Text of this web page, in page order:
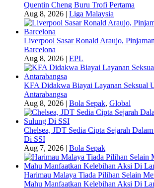
Quentin Cheng Buru Trofi Pertama
Aug 8, 2026
Liga Malaysia
Liverpool Sasar Ronald Araujo,
Barcelona
Aug 8, 2026
EPL
KFA Didakwa Biayai Layanan Seksual
Antarabangsa
Aug 8, 2026
Bola Sepak, Global
Chelsea, JDT Sedia Cipta Sejarah
Di SSI
Aug 7, 2026
Bola Sepak
Harimau Malaya Tiada Pilihan Selain
Mahu Manfaatkan Kelebihan Aksi Di